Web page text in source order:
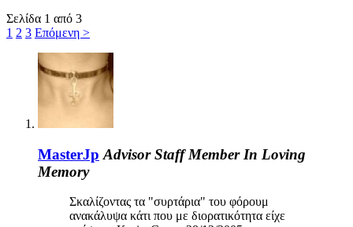
Σελίδα 1 από 3
1 2 3 Επόμενη >
MasterJp Advisor Staff Member In Loving
Memory
Σκαλίζοντας τα "συρτάρια" του φόρουμ
ανακάλυψα κάτι που με διορατικότητα είχε